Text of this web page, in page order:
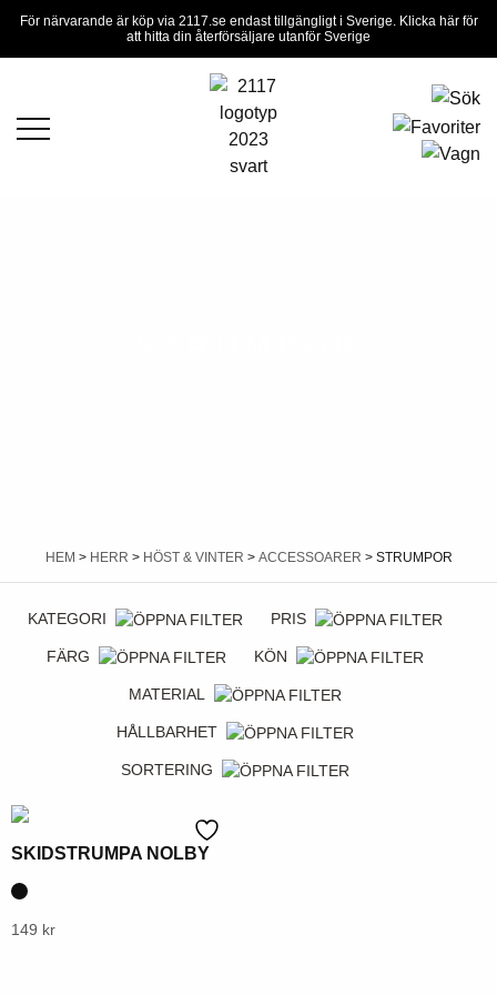
För närvarande är köp via 2117.se endast tillgängligt i Sverige. Klicka här för
att hitta din återförsäljare utanför Sverige
HEM > HERR > HÖST & VINTER > ACCESSOARER > STRUMPOR
KATEGORI PRIS
FÄRG KÖN
MATERIAL
HÅLLBARHET
SORTERING
SKIDSTRUMPA NOLBY
Denna
149 kr